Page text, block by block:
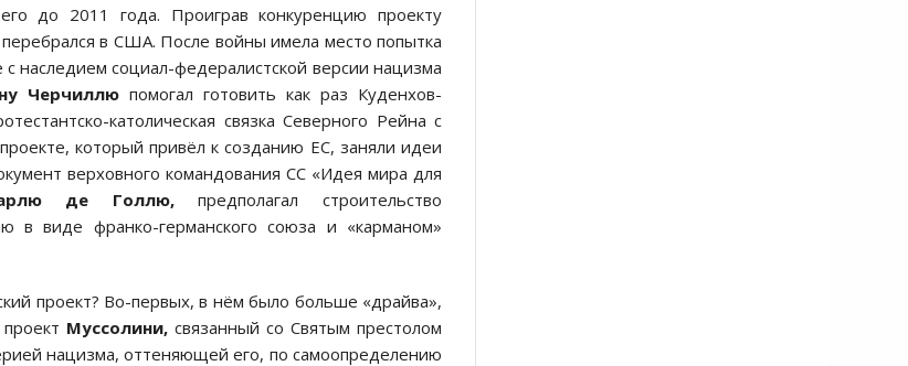
до 2011 года. Проиграв конкуренцию проекту
в США. После войны имела место попытка
наследием социал-федералистской версии нацизма
Черчиллюпомогал готовить как раз Куденхов-
католическая связка Северного Рейна с
который привёл к созданию ЕС, заняли идеи
верховного командования СС «Идея мира для
де Голлю,предполагал строительство
в виде франко-германского союза и «карманом»
проект? Во-первых, в нём было больше «драйва»,
Муссолини,связанный со Святым престолом
нацизма, оттеняющей его, по самоопределению